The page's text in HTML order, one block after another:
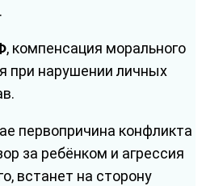
, компенсация морального
при нарушении личных
первопричина конфликта
за ребёнком и агрессия
встанет на сторону